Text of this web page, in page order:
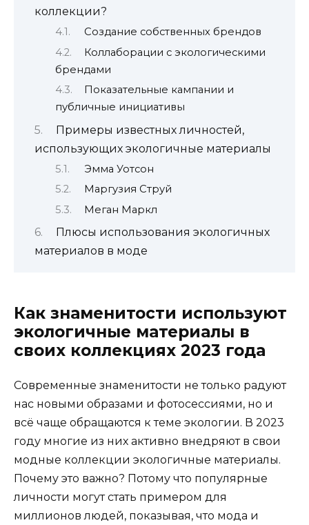
коллекции?
Создание собственных брендов
Коллаборации с экологическими
брендами
Показательные кампании и
публичные инициативы
Примеры известных личностей,
использующих экологичные материалы
Эмма Уотсон
Маргузия Струй
Меган Маркл
Плюсы использования экологичных
материалов в моде
Как знаменитости используют
экологичные материалы в
своих коллекциях 2023 года
Современные знаменитости не только радуют
нас новыми образами и фотосессиями, но и
всё чаще обращаются к теме экологии. В 2023
году многие из них активно внедряют в свои
модные коллекции экологичные материалы.
Почему это важно? Потому что популярные
личности могут стать примером для
миллионов людей, показывая, что мода и